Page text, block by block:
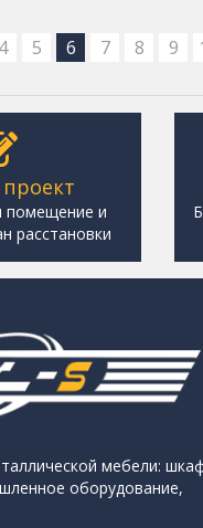
4 5 6 7 8 9
помещение и
расстановки
мебели:
оборудование,